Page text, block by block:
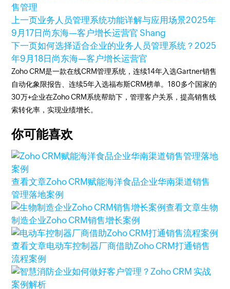
售管理
上一页业务人员管理系统功能详解与应用场景2025年
9月17日 尚东海—客户增长运营官 Shang
下一页如何选择适合企业的业务人员管理系统？2025
年9月18日 尚东海—客户增长运营官
Zoho CRM是一款在线CRM管理系统，连续14年入选Gartner销售
自动化象限报告、连续5年入选福布斯CRM榜单。180多个国家的
30万+企业在Zoho CRM系统帮助下，管理客户关系，提高销售线
索转化率，实现业绩增长。
你可能喜欢
查看文章Zoho CRM赋能海洋食品企业华南渠道销售
管理落地案例
查看文章生物
制造企业Zoho CRM销售增长案例
查看文章电动车控制器厂商借助Zoho CRM打通销售
流程案例